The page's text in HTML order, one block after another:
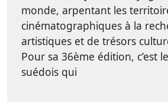
monde, arpentant les
cinématographiques à la
artistiques et de trésors
Pour sa 36ème édition, c’est
suédois qui